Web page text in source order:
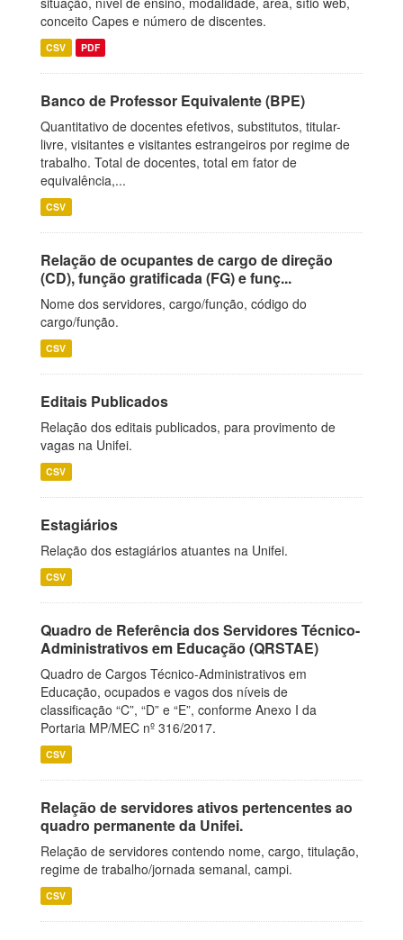
conceito Capes e número de discentes.
CSV PDF
Banco de Professor Equivalente (BPE)
Quantitativo de docentes efetivos, substitutos, titular-
livre, visitantes e visitantes estrangeiros por regime de
trabalho. Total de docentes, total em fator de
equivalência,...
CSV
Relação de ocupantes de cargo de direção
(CD), função gratificada (FG) e funç...
Nome dos servidores, cargo/função, código do
cargo/função.
CSV
Editais Publicados
Relação dos editais publicados, para provimento de
vagas na Unifei.
CSV
Estagiários
Relação dos estagiários atuantes na Unifei.
CSV
Quadro de Referência dos Servidores Técnico-
Administrativos em Educação (QRSTAE)
Quadro de Cargos Técnico-Administrativos em
Educação, ocupados e vagos dos níveis de
classificação “C”, “D” e “E”, conforme Anexo I da
Portaria MP/MEC nº 316/2017.
CSV
Relação de servidores ativos pertencentes ao
quadro permanente da Unifei.
Relação de servidores contendo nome, cargo, titulação,
regime de trabalho/jornada semanal, campi.
CSV